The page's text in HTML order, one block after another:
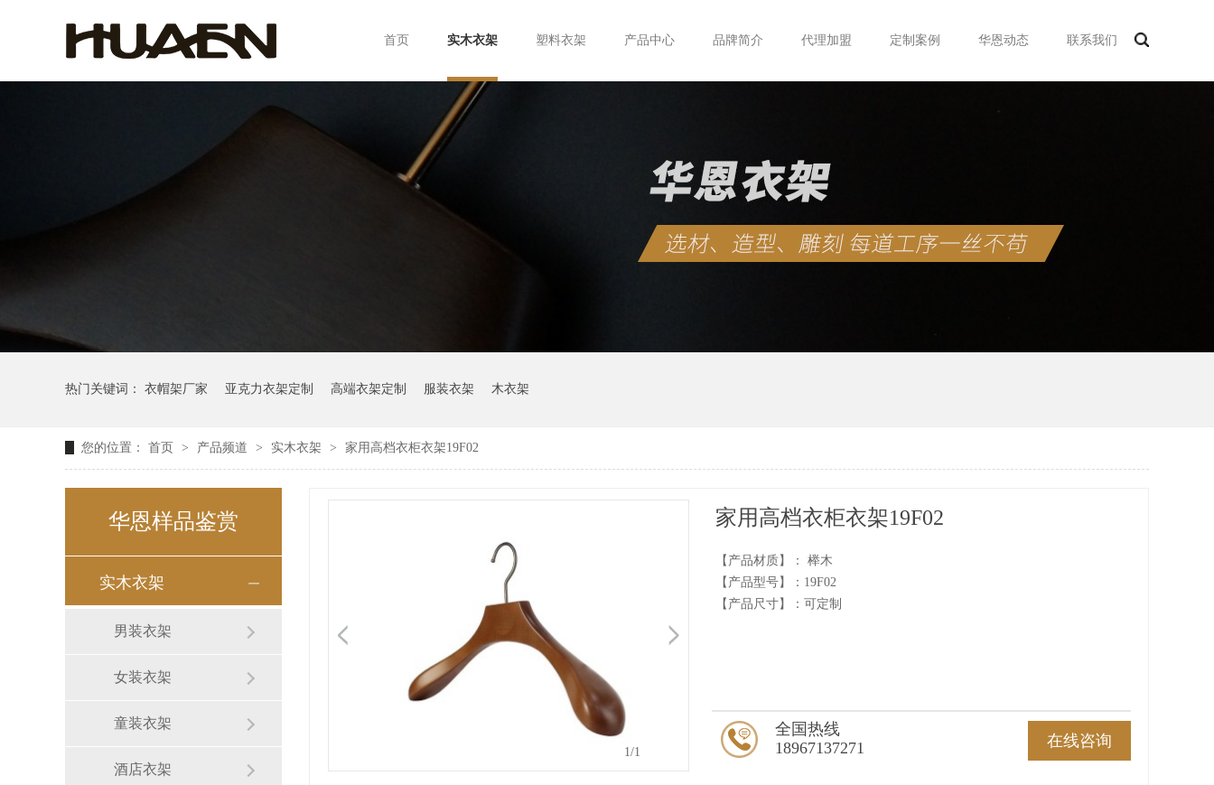
首页 实木衣架 塑料衣架 产品中心 品牌简介 代理加盟 定制案例 华恩动态 联系我们
热门关键词： 衣帽架厂家 亚克力衣架定制 高端衣架定制 服装衣架 木衣架
您的位置： 首页 > 产品频道 > 实木衣架 > 家用高档衣柜衣架19F02
华恩样品鉴赏
实木衣架
男装衣架
女装衣架
童装衣架
酒店衣架
1/1
家用高档衣柜衣架19F02
【产品材质】： 榉木
【产品型号】：19F02
【产品尺寸】：可定制
在线咨询
全国热线
18967137271